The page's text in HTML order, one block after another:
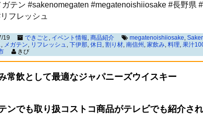
テン #sakenomegaten #megatenoishiiosake #長野県
フレッシュ
19 できごと , イベント情報, 商品紹介 megatenoishiiosake,
, メガテン, リフレッシュ, 下伊那, 休日 , 割り材, 南信州 , 家飲み, 料理, 果汁
きび
常飲として最適なジャパニーズウイスキー
ンでも取り扱コストコ商品がテレビでも紹介さ